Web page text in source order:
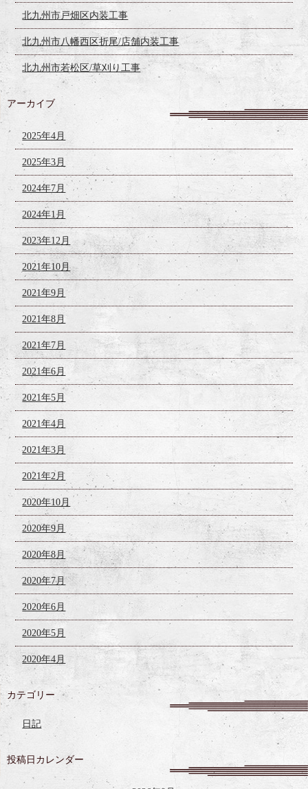
北九州市戸畑区内装工事
北九州市八幡西区折尾/店舗内装工事
北九州市若松区/草刈り工事
アーカイブ
2025年4月
2025年3月
2024年7月
2024年1月
2023年12月
2021年10月
2021年9月
2021年8月
2021年7月
2021年6月
2021年5月
2021年4月
2021年3月
2021年2月
2020年10月
2020年9月
2020年8月
2020年7月
2020年6月
2020年5月
2020年4月
カテゴリー
日記
投稿日カレンダー